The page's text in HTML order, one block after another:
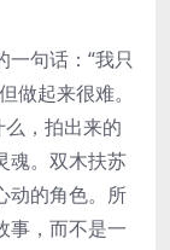
句话：“我只
做起来很难。
，拍出来的
魂。双木扶苏
动的角色。所
事，而不是一